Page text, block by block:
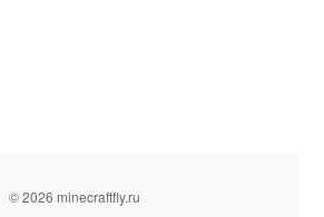
© 2026 minecraftfly.ru